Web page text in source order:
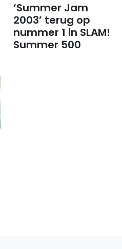
‘Summer Jam
2003’ terug op
nummer 1 in SLAM!
Summer 500